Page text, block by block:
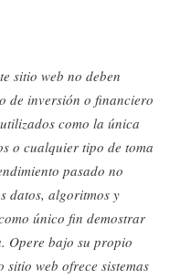
sitio web no deben
de inversión o financiero
como la única
o cualquier tipo de toma
pasado no
datos, algoritmos y
único fin demostrar
Opere bajo su propio
web ofrece sistemas